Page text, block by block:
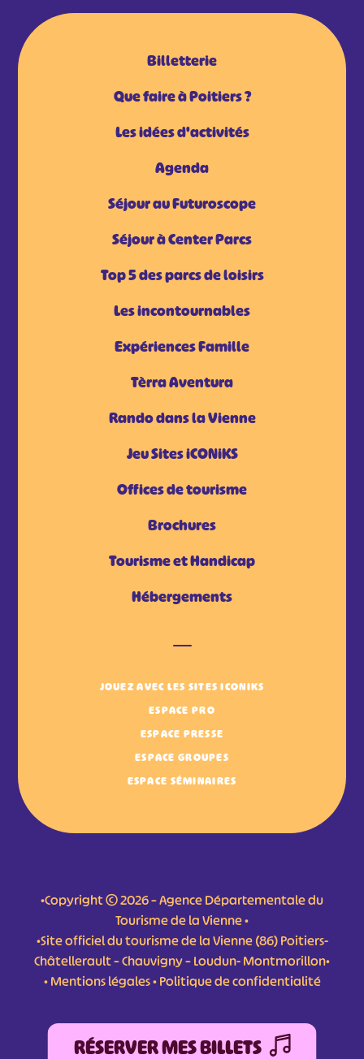
Billetterie
Que faire à Poitiers ?
Les idées d'activités
Agenda
Séjour au Futuroscope
Séjour à Center Parcs
Top 5 des parcs de loisirs
Les incontournables
Expériences Famille
Tèrra Aventura
Rando dans la Vienne
Jeu Sites iCONiKS
Offices de tourisme
Brochures
Tourisme et Handicap
Hébergements
JOUEZ AVEC LES SITES ICONIKS
ESPACE PRO
ESPACE PRESSE
ESPACE GROUPES
ESPACE SÉMINAIRES
•Copyright © 2026 – Agence Départementale du
Tourisme de la Vienne •
•Site officiel du tourisme de la Vienne (86) Poitiers-
Châtellerault – Chauvigny – Loudun- Montmorillon•
•Mentions légales•Politique de confidentialité
RÉSERVER MES BILLETS